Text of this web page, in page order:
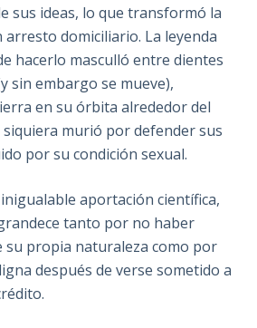
sus ideas, lo que transformó la
domiciliario. La leyenda
hacerlo masculló entre dientes
sin embargo se mueve),
en su órbita alrededor del
murió por defender sus
por su condición sexual.
aportación científica,
tanto por no haber
su propia naturaleza como por
después de verse sometido a